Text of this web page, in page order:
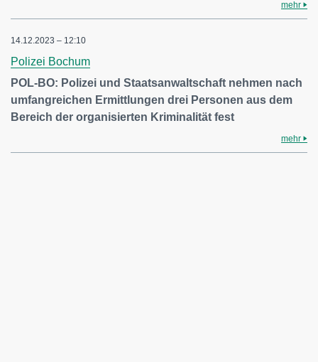
mehr
14.12.2023 – 12:10
Polizei Bochum
POL-BO: Polizei und Staatsanwaltschaft nehmen nach
umfangreichen Ermittlungen drei Personen aus dem
Bereich der organisierten Kriminalität fest
mehr